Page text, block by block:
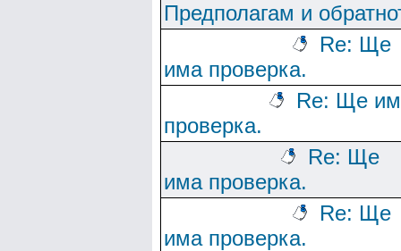
Предполагам и
Re: Ще
има проверка.
Re: Ще
проверка.
Re: Ще
има проверка.
Re: Ще
има проверка.